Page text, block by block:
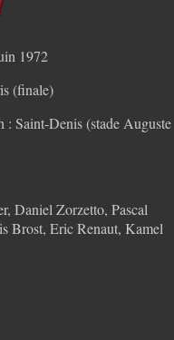
1972
(finale)
: Saint-Denis (stade Auguste
Daniel Zorzetto, Pascal
Brost, Eric Renaut, Kamel